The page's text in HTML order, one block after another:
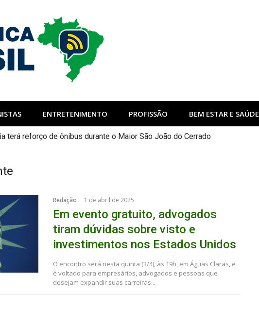
Brasil
ENTRETENIMENTO PROFISSÃO BEM ESTAR E SAÚDE
terá reforço de ônibus durante o Maior São João do Cerrado
Redação 1 de abril de 2025
Em evento gratuito, advogados
tiram dúvidas sobre visto e
investimentos nos Estados Unidos
O encontro será nesta quinta (3/4), às 19h, em Águas Claras, e
é voltado para empresários, advogados e pessoas que
desejam expandir suas carreiras...